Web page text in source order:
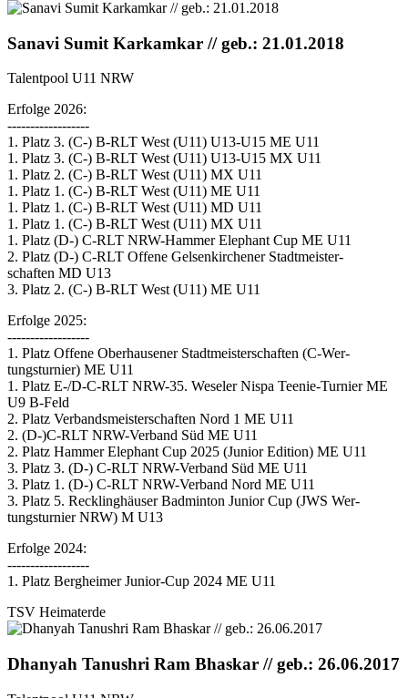
Sanavi Sumit Karkamkar // geb.: 21.01.2018
Talentpool U11 NRW
Erfolge 2026:
------------------
1. Platz 3. (C-) B-RLT West (U11) U13-U15 ME U11
1. Platz 3. (C-) B-RLT West (U11) U13-U15 MX U11
1. Platz 2. (C-) B-RLT West (U11) MX U11
1. Platz 1. (C-) B-RLT West (U11) ME U11
1. Platz 1. (C-) B-RLT West (U11) MD U11
1. Platz 1. (C-) B-RLT West (U11) MX U11
1. Platz (D-) C-RLT NRW-Hammer Elephant Cup ME U11
2. Platz (D-) C-RLT Offene Gelsenkirchener Stadtmeister-
schaften MD U13
3. Platz 2. (C-) B-RLT West (U11) ME U11
Erfolge 2025:
------------------
1. Platz Offene Oberhausener Stadtmeisterschaften (C-Wer-
tungsturnier) ME U11
1. Platz E-/D-C-RLT NRW-35. Weseler Nispa Teenie-Turnier ME
U9 B-Feld
2. Platz Verbandsmeisterschaften Nord 1 ME U11
2. (D-)C-RLT NRW-Verband Süd ME U11
2. Platz Hammer Elephant Cup 2025 (Junior Edition) ME U11
3. Platz 3. (D-) C-RLT NRW-Verband Süd ME U11
3. Platz 1. (D-) C-RLT NRW-Verband Nord ME U11
3. Platz 5. Recklinghäuser Badminton Junior Cup (JWS Wer-
tungsturnier NRW) M U13
Erfolge 2024:
------------------
1. Platz Bergheimer Junior-Cup 2024 ME U11
TSV Heimaterde
Dhanyah Tanushri Ram Bhaskar // geb.: 26.06.2017